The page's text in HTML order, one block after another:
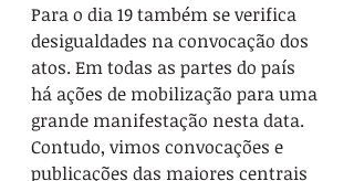
Para o dia 19 também se verifica
desigualdades na convocação dos
atos. Em todas as partes do país
há ações de mobilização para uma
grande manifestação nesta data.
Contudo, vimos convocações e
publicações das maiores centrais